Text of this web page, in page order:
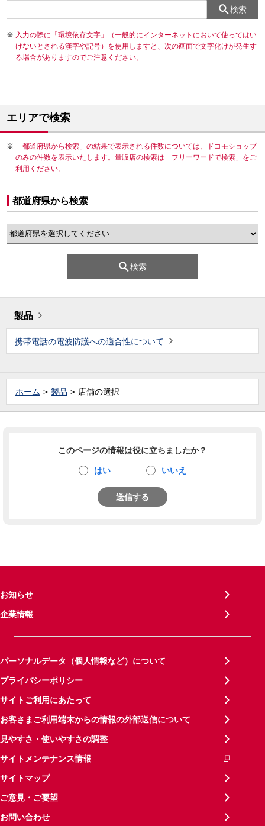
検索
入力の際に「環境依存文字」（一般的にインターネットにおいて使ってはい
けないとされる漢字や記号）を使用しますと、次の画面で文字化けが発生す
る場合がありますのでご注意ください。
エリアで検索
「都道府県から検索」の結果で表示される件数については、ドコモショップ
のみの件数を表示いたします。量販店の検索は「フリーワードで検索」をご
利用ください。
都道府県から検索
検索
製品
携帯電話の電波防護への適合性について
ホーム 製品 店舗の選択
このページの情報は役に立ちましたか？
はい いいえ
送信する
お知らせ
企業情報
パーソナルデータ（個人情報など）について
プライバシーポリシー
サイトご利用にあたって
お客さまご利用端末からの情報の外部送信について
見やすさ・使いやすさの調整
サイトメンテナンス情報
サイトマップ
ご意見・ご要望
お問い合わせ